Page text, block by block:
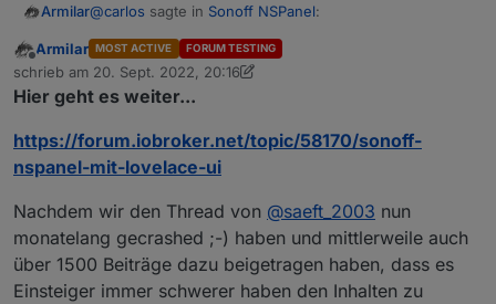
Armilar@carlos sagte in Sonoff NSPanel:
@armilar
Ok, jetzt habe ich es verstanden.
Sorry für das Misverständnis.
Wäre nahezu ein Wunder, wenn es einen
Thermostaten geben würde, der alle Modi und alle
Verfügung...
Offline
Armilar MOST ACTIVE FORUM TESTING
schrieb am 20. Sept. 2022, 20:16
zuletzt editiert von Armilar
Hier geht es weiter...
https://forum.iobroker.net/topic/58170/sonoff-
nspanel-mit-lovelace-ui
Nachdem wir den Thread von @saeft_2003 nun
monatelang gecrashed ;-) haben und mittlerweile auch
über 1500 Beiträge dazu beigetragen haben, dass es
Einsteiger immer schwerer haben den Inhalten zu